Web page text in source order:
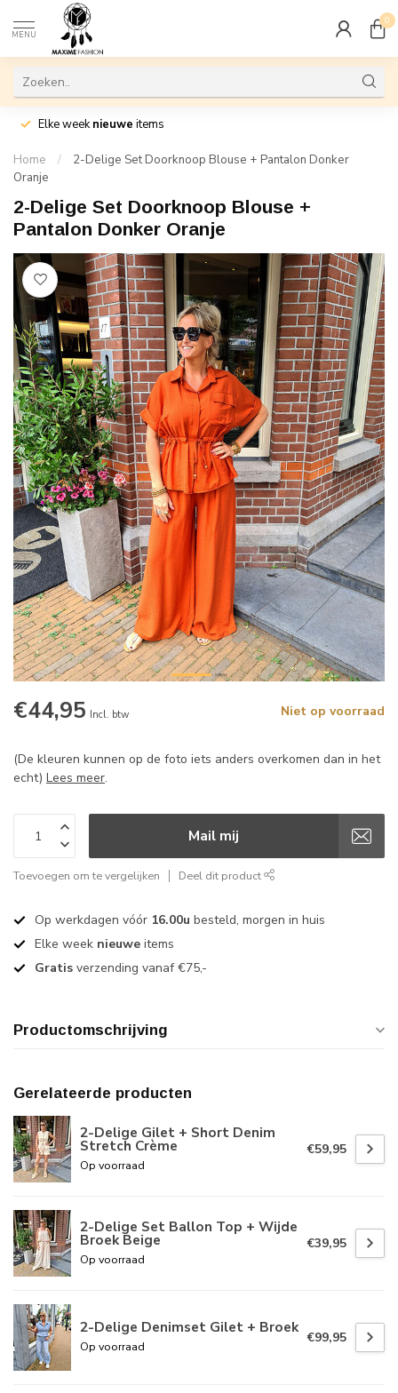
MENU
0
Elke weeknieuwe items
Home /
2-Delige Set Doorknoop Blouse + Pantalon Donker
Oranje
2-Delige Set Doorknoop Blouse +
Pantalon Donker Oranje
€44,95 Incl. btw Niet op voorraad
(De kleuren kunnen op de foto iets anders overkomen dan in het
echt) Lees meer.
Mail mij
Toevoegen om te vergelijken Deel dit product
Op werkdagen vóór 16.00u besteld, morgen in huis
Elke week nieuwe items
Gratis verzending vanaf €75,-
Productomschrijving
Gerelateerde producten
2-Delige Gilet + Short Denim
Stretch Crème
Op voorraad
€59,95
2-Delige Set Ballon Top + Wijde
Broek Beige
Op voorraad
€39,95
2-Delige Denimset Gilet + Broek
Op voorraad
€99,95